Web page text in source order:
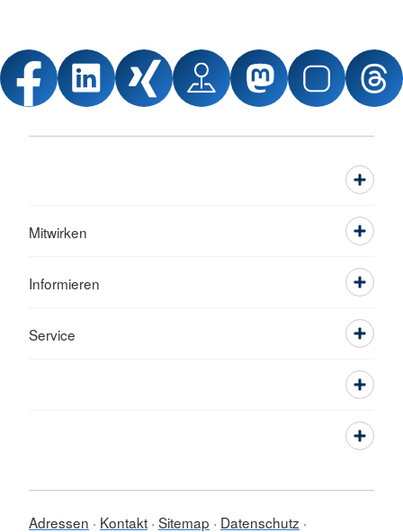
Mitwirken
Informieren
Service
Adressen Kontakt Sitemap Datenschutz